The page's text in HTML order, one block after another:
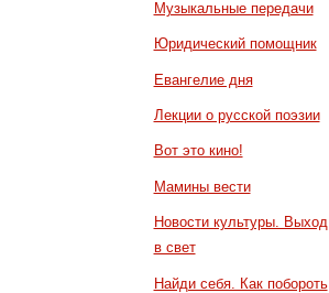
Музыкальные передачи
Юридический помощник
Евангелие дня
Лекции о русской поэзии
Вот это кино!
Мамины вести
Новости культуры. Выход
в свет
Найди себя. Как побороть